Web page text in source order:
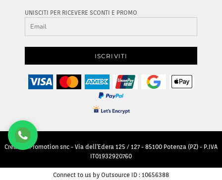
UNISCITI PER RICEVERE SCONTI E PROMO
ISCRIVITI
Creative Promotion snc - Via dell'Edera 125 / 127 - 85100 Potenza (PZ) - P.IVA
IT01932920760
Connect to us by Outsource ID : 10656388